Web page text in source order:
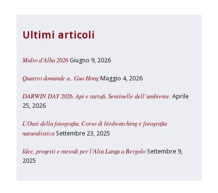
Ultimi articoli
Malto d’Alba 2026 Giugno 9, 2026
Quattro domande a.. Guo Hong Maggio 4, 2026
DARWIN DAY 2026. Api e tartufi. Sentinelle dell’ambiente. Aprile
25, 2026
L’Oasi della fotografia. Corso di birdwatching e fotografia
naturalistica Settembre 23, 2025
Idee, progetti e metodi per l’Alta Langa a Bergolo Settembre 9,
2025